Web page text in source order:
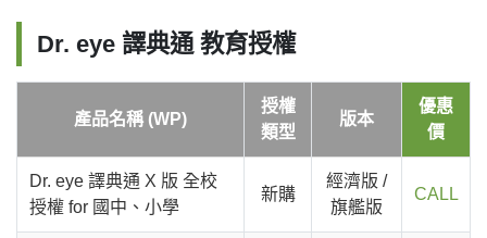
Dr. eye 譯典通 教育授權
產品名稱 (WP)
授權
類型
版本
優惠
價
Dr. eye 譯典通 X 版 全校
授權 for 國中、小學
新購
經濟版 /
旗艦版
CALL